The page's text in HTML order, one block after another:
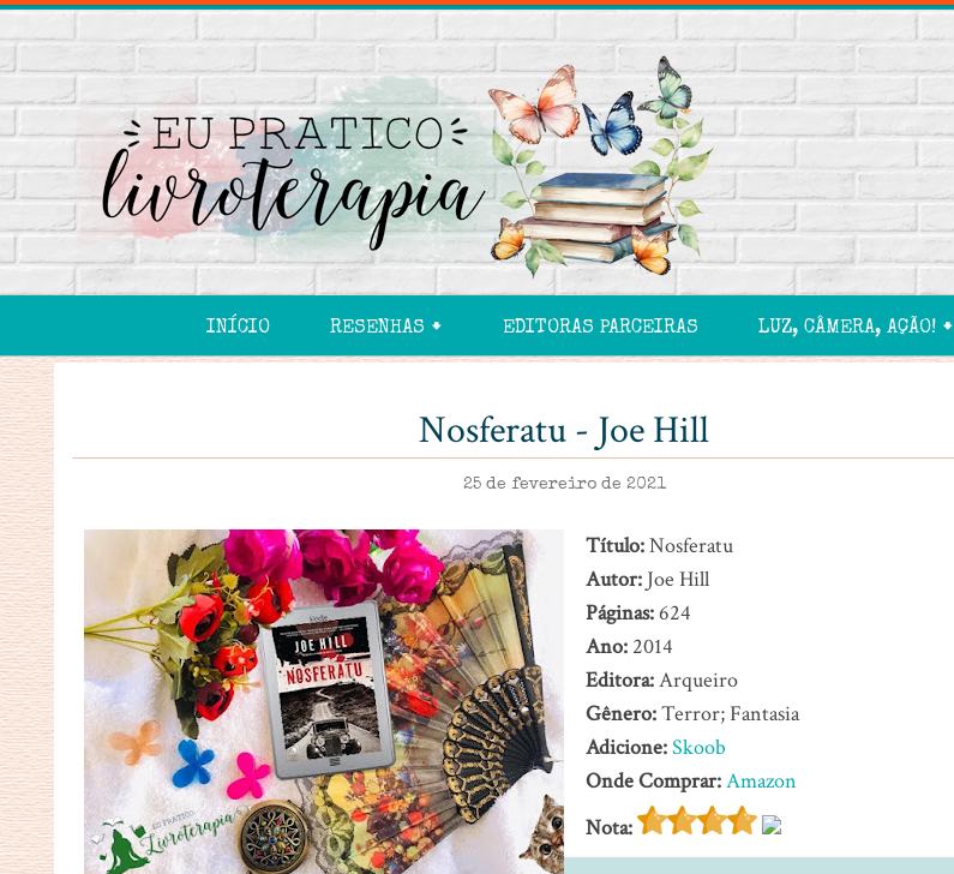
INÍCIO RESENHAS 🠻 EDITORAS PARCEIRAS LUZ, CÂMERA, AÇÃO! 🠻
Nosferatu - Joe Hill
25 de fevereiro de 2021
Título:Nosferatu
Autor: Joe Hill
Páginas:624
Ano: 2014
Editora:Arqueiro
Gênero:Terror; Fantasia
Adicione:Skoob
Onde Comprar:Amazon
Nota: